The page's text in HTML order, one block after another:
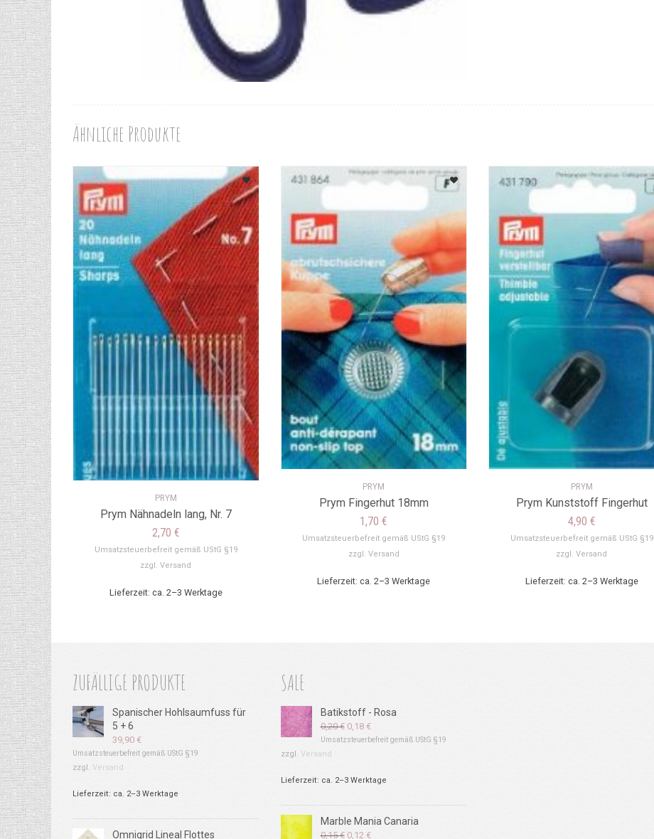
Ähnliche Produkte
PRYM
Prym Nähnadeln lang, Nr. 7
2,70 €
Umsatzsteuerbefreit gemäß UStG §19
zzgl.Versand
Lieferzeit: ca. 2–3 Werktage
PRYM
Prym Fingerhut 18mm
1,70€
Umsatzsteuerbefreit gemäß UStG §19
zzgl. Versand
Lieferzeit: ca. 2–3 Werktage
PRYM
Prym Kunststoff Fingerhut
4,90 €
Umsatzsteuerbefreit gemäß UStG §19
zzgl.Versand
Lieferzeit: ca. 2–3 Werktage
ZUFÄLLIGE PRODUKTE
Spanischer Hohlsaumfuss für
5 + 6
39,90 €
Umsatzsteuerbefreit gemäß UStG §19
zzgl. Versand
Lieferzeit: ca. 2–3 Werktage
Omnigrid Lineal Flottes
SALE
Batikstoff - Rosa
0,20€ Ursprünglicher
Preis
0,18 €Aktueller
Preis
Umsatzsteuerbefreit gemäß UStG §19
zzgl. Versand
Lieferzeit: ca. 2–3 Werktage
Marble Mania Canaria
0,15€ Ursprünglicher
0,12 €Aktueller